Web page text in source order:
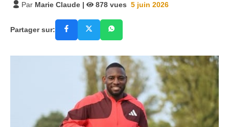
Par Marie Claude | 878 vues 5 juin 2026
Partager sur: